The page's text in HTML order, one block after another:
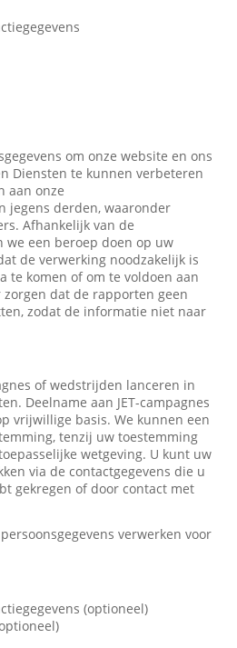
om onze website en ons
Diensten te kunnen verbeteren
aan onze
jegens derden, waaronder
Afhankelijk van de
een beroep doen op uw
de verwerking noodzakelijk is
te komen of om te voldoen aan
dat de rapporten geen
zodat de informatie niet naar
of wedstrijden lanceren in
Deelname aan JET-campagnes
vrijwillige basis. We kunnen een
tenzij uw toestemming
wetgeving. U kunt uw
via de contactgegevens die u
gekregen of door contact met
verwerken voor
(optioneel)